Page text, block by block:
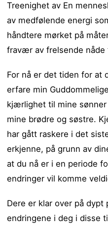
Treenighet av En
av medfølende energi
håndtere mørket på
fravær av frelsende nåde
For nå er det tiden for at
erfare min
kjærlighet til mine
mine brødre og søstre.
har gått raskere i det
erkjenne, på grunn av
at du nå er i en periode
endringer vil komme
Dere er klar over på dypt
endringene i deg i disse